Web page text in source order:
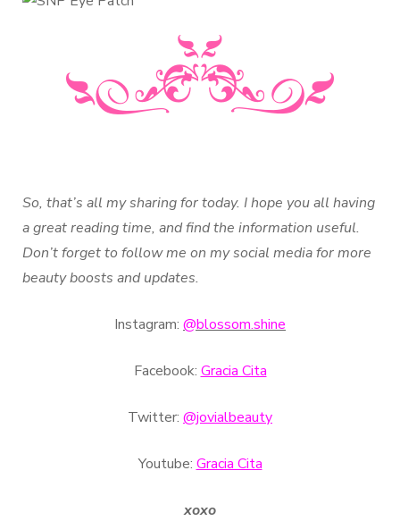
So, that’s all my sharing for today. I hope you all having
a great reading time, and find the information useful.
Don’t forget to follow me on my social media for more
beauty boosts and updates.
Instagram: @blossom.shine
Facebook: Gracia Cita
Twitter: @jovialbeauty
Youtube: Gracia Cita
xoxo